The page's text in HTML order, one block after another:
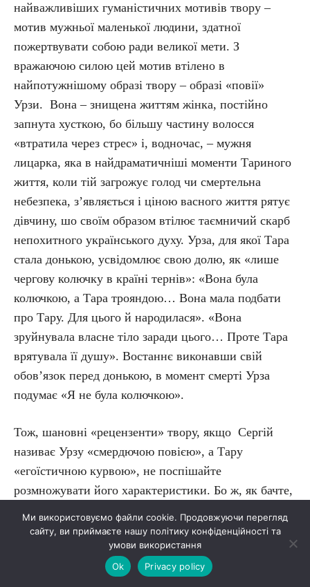
найважливіших гуманістичних мотивів твору –
мотив мужньої маленької людини, здатної
пожертвувати собою ради великої мети. З
вражаючою силою цей мотив втілено в
найпотужнішому образі твору – образі «повії»
Урзи. Вона – знищена життям жінка, постійно
запнута хусткою, бо більшу частину волосся
«втратила через стрес» і, водночас, – мужня
лицарка, яка в найдраматичніші моменти Тариного
життя, коли тій загрожує голод чи смертельна
небезпека, з’являється і ціною васного життя рятує
дівчину, шо своїм образом втілює таємничий скарб
непохитного українського духу. Урза, для якої Тара
стала донькою, усвідомлює свою долю, як «лише
чергову колючку в країні тернів»: «Вона була
колючкою, а Тара трояндою… Вона мала подбати
про Тару. Для цього й народилася». «Вона
зруйнувала власне тіло заради цього… Проте Тара
врятувала її душу». Востаннє виконавши свій
обов’язок перед донькою, в момент смерті Урза
подумає «Я не була колючкою».
Тож, шановні «рецензенти» твору, якщо Сергій
називає Урзу «смердючою повією», а Тару
«егоїстичною курвою», не поспішайте
розмножувати його характеристики. Бо ж, як бачте,
напророчила їй іти туди, «де пахне книжками»,
зовсім не значить, що їх треба лише нюхати…
Ми використовуємо файли cookie. Продовжуючи перегляд
сайту, ви приймаєте нашу політику конфіденційності та
умови використання
Ok
Privacy policy